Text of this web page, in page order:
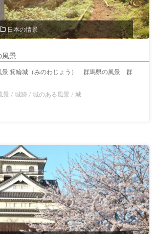
日本の情景
景
箕輪城（みのわじょう） 群馬県の風景 群
景 /城跡 /城のある風景 /城